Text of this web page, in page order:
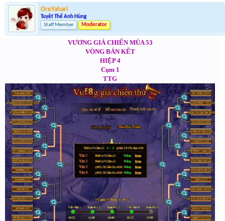
OreYahari
Tuyệt Thế Anh Hùng
Staff Member
Moderator
VƯƠNG GIẢ CHIẾN MÙA 53
VÒNG BÁN KẾT
HIỆP 4
Cụm 1
TTG